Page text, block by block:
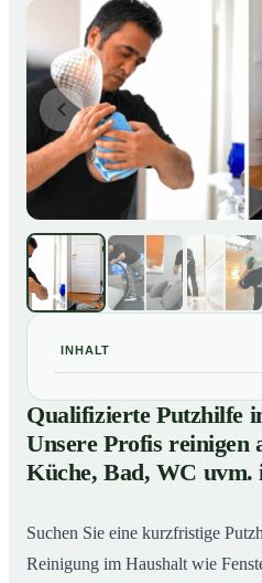
INHALT
01Qualifizierte Putzhilfe in
reinigen alles rund um
Privathaushalt
02So einfach buchen Sie eine
Qualifizierte Putzhilfe
Unsere Profis reinigen
Küche, Bad, WC uvm.
Suchen Sie eine kurzfristige
Reinigung im Haushalt wie